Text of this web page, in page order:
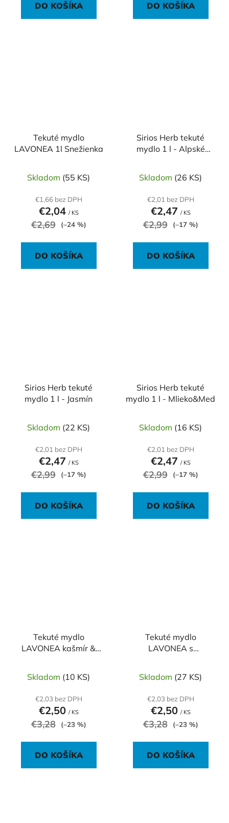
DO KOŠÍKA DO KOŠÍKA
Tekuté mydlo
LAVONEA 1l Snežienka
Skladom (55 KS)
€1,66 bez DPH
€2,04 / KS
€2,69 (–24 %)
DO KOŠÍKA
Sirios Herb tekuté
mydlo 1 l - Alpské
Skladom (26 KS)
€2,01 bez DPH
€2,47 / KS
€2,99 (–17 %)
DO KOŠÍKA
Sirios Herb tekuté
mydlo 1 l - Jasmín
Skladom (22 KS)
€2,01 bez DPH
€2,47 / KS
€2,99 (–17 %)
DO KOŠÍKA
Sirios Herb tekuté
mydlo 1 l - Mlieko&Med
Skladom (16 KS)
€2,01 bez DPH
€2,47 / KS
€2,99 (–17 %)
DO KOŠÍKA
Tekuté mydlo
LAVONEA kašmír &
Skladom (10 KS)
€2,03 bez DPH
€2,50 / KS
€3,28 (–23 %)
DO KOŠÍKA
Tekuté mydlo
LAVONEA s
Skladom (27 KS)
€2,03 bez DPH
€2,50 / KS
€3,28 (–23 %)
DO KOŠÍKA